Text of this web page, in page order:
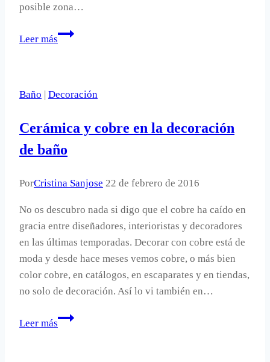
posible zona…
Leer más
Flores
Baño | Decoración
Cerámica y cobre en la decoración
de baño
PorCristina Sanjose 22 de febrero de 2016
No os descubro nada si digo que el cobre ha caído en
gracia entre diseñadores, interioristas y decoradores
en las últimas temporadas. Decorar con cobre está de
moda y desde hace meses vemos cobre, o más bien
color cobre, en catálogos, en escaparates y en tiendas,
no solo de decoración. Así lo vi también en…
Leer más
Cerámica